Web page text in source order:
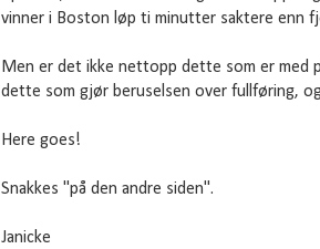
vinner i Boston løp ti minutter saktere enn
Men er det ikke nettopp dette som er med
dette som gjør beruselsen over fullføring,
Here goes!
Snakkes "på den andre siden".
Janicke